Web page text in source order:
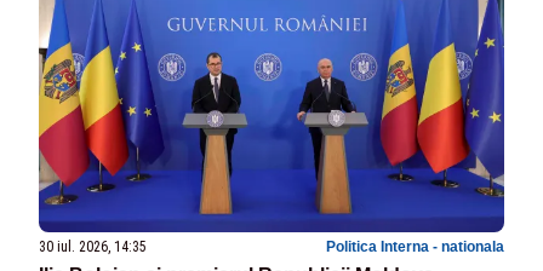
30 iul. 2026, 14:35 Politica Interna - nationala